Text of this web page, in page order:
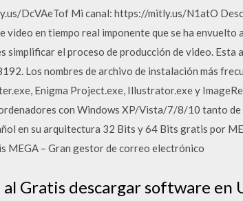
DcVAeTof Mi canal: https://mitly.us/N1atO
video en tiempo real imponente que se ha envuelto
el proceso de producción de video. Esta
Los nombres de archivo de instalación más
Enigma Project.exe, Illustrator.exe y
con Windows XP/Vista/7/8/10 tanto de
en su arquitectura 32 Bits y 64 Bits gratis por
MEGA – Gran gestor de correo electrónico
Gratis descargar software en